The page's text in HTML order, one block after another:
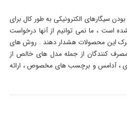
سیگارهای الکترونیکی به طور کال برای
است ، ما نمی توانیم از آنها درخواست
ترک این محصولات هشدار دهند . روش های
کنندگان از جمله مدل های خالص از
، آدامس و برچسب های مخصوص ، ارائه